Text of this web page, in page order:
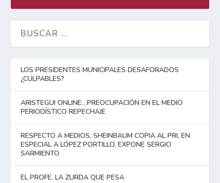
LOS PRESIDENTES MUNICIPALES DESAFORADOS
¿CULPABLES?
ARISTEGUI ONLINE…PREOCUPACIÓN EN EL MEDIO
PERIODÍSTICO REPECHAJE
RESPECTO A MEDIOS, SHEINBAUM COPIA AL PRI, EN
ESPECIAL A LÓPEZ PORTILLO, EXPONE SERGIO
SARMIENTO
EL PROFE. LA ZURDA QUE PESA